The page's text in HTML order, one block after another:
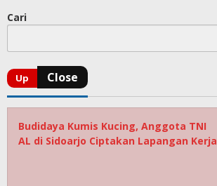
Cari
Budidaya Kumis Kucing, Anggota TNI
AL di Sidoarjo Ciptakan Lapangan Kerja